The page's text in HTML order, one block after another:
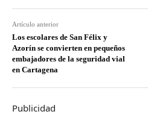
Artículo anterior
Los escolares de San Félix y
Azorín se convierten en pequeños
embajadores de la seguridad vial
en Cartagena
Publicidad